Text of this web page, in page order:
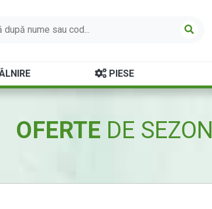
PIESE
OFERTE DE SEZON